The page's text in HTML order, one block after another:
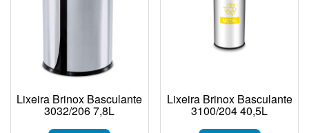
Lixeira Brinox Basculante
3032/206 7,8L
Lixeira Brinox Basculante
3100/204 40,5L